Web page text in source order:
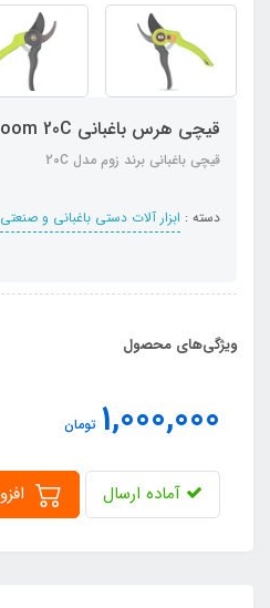
قیچی هرس باغبانی Zoom 20C
قیچی باغبانی برند زوم مدل 20C
دسته : ابزار آلات دستی باغبانی و صنعتی
ویژگی‌های محصول
1,000,000 تومان
آماده ارسال